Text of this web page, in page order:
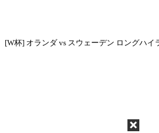
[W杯] オランダ vs スウェーデン ロングハイ